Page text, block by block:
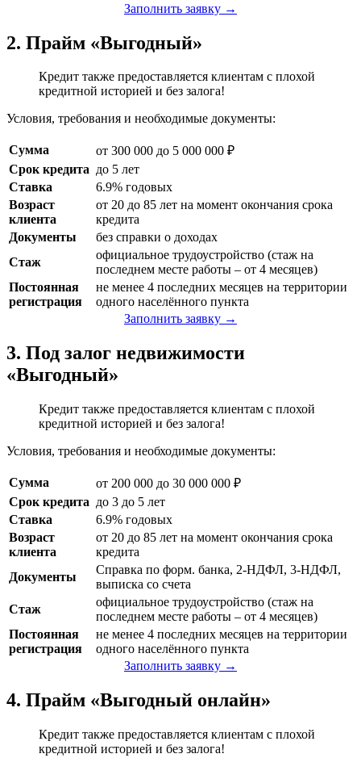
Заполнить заявку →
2. Прайм «Выгодный»
Кредит также предоставляется клиентам с плохой
кредитной историей и без залога!
Условия, требования и необходимые документы:
Сумма
от 300 000 до 5 000 000 ₽
Срок кредита до 5 лет
Ставка
6.9% годовых
Возраст
клиента
от 20 до 85 лет на момент окончания срока
кредита
Документы
без справки о доходах
Стаж
официальное трудоустройство (стаж на
последнем месте работы – от 4 месяцев)
Постоянная
регистрация
не менее 4 последних месяцев на территории
одного населённого пункта
Заполнить заявку →
3. Под залог недвижимости
«Выгодный»
Кредит также предоставляется клиентам с плохой
кредитной историей и без залога!
Условия, требования и необходимые документы:
Сумма
от 200 000 до 30 000 000 ₽
Срок кредита до 3 до 5 лет
Ставка
6.9% годовых
Возраст
клиента
от 20 до 85 лет на момент окончания срока
кредита
Документы
Справка по форм. банка, 2-НДФЛ, 3-НДФЛ,
выписка со счета
Стаж
официальное трудоустройство (стаж на
последнем месте работы – от 4 месяцев)
Постоянная
регистрация
не менее 4 последних месяцев на территории
одного населённого пункта
Заполнить заявку →
4. Прайм «Выгодный онлайн»
Кредит также предоставляется клиентам с плохой
кредитной историей и без залога!